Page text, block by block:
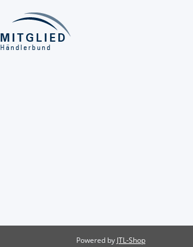
Powered by JTL-Shop